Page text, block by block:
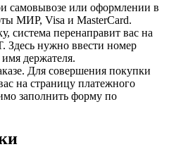
самовывозе или оформлении в
МИР, Visa и MasterCard.
система перенаправит вас на
Здесь нужно ввести номер
держателя.
Для совершения покупки
на страницу платежного
заполнить форму по